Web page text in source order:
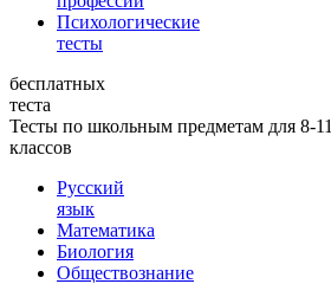
Психологические
тесты
бесплатных
теста
Тесты по школьным предметам для 8-11
классов
Русский
язык
Математика
Биология
Обществознание